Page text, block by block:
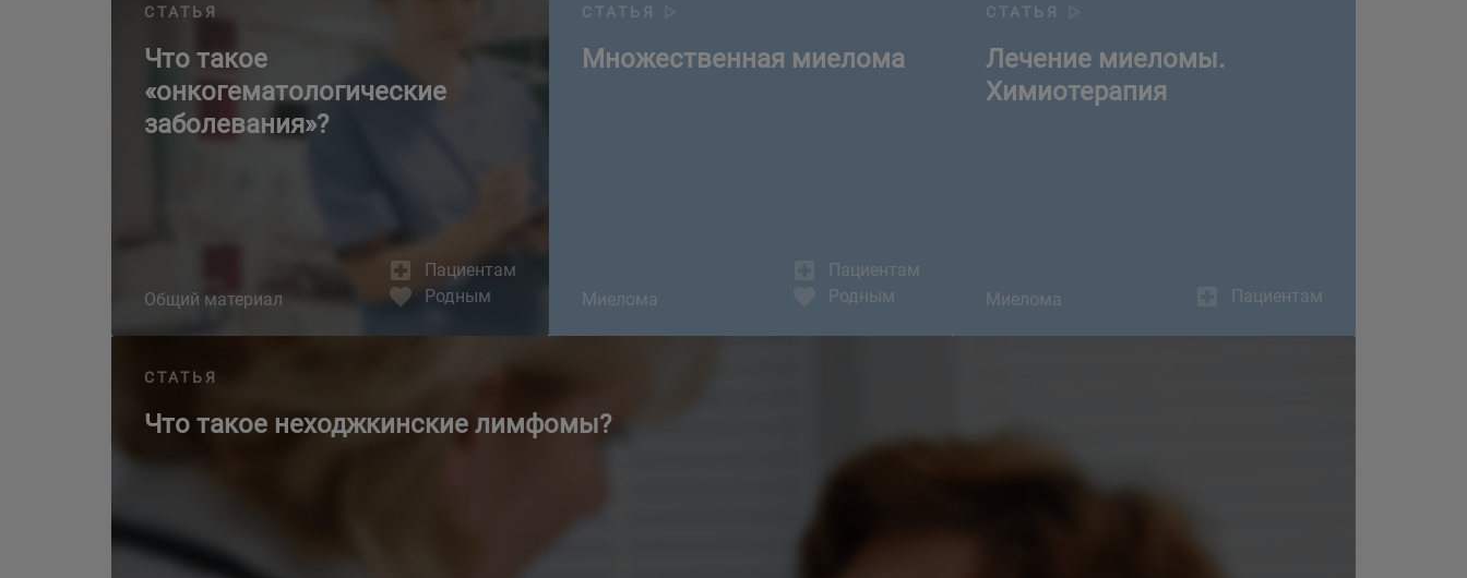
СТАТЬЯ
Что такое
«онкогематологические
заболевания»?
Общий материал
Пациентам
Родным
СТАТЬЯ
Множественная миелома
Миелома
Пациентам
Родным
СТАТЬЯ
Лечение миеломы.
Химиотерапия
Миелома Пациентам
СТАТЬЯ
Что такое неходжкинские лимфомы?